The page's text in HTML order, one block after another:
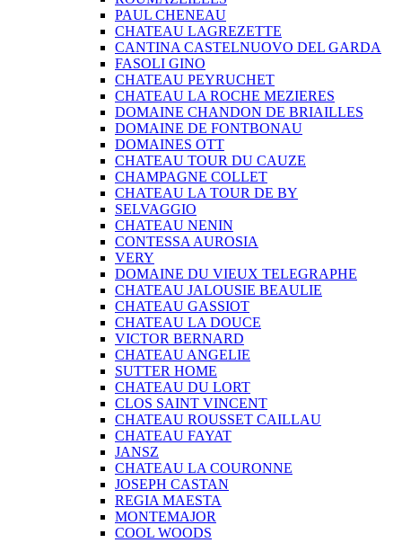
PAUL CHENEAU
CHATEAU LAGREZETTE
CANTINA CASTELNUOVO DEL GARDA
FASOLI GINO
CHATEAU PEYRUCHET
CHATEAU LA ROCHE MEZIERES
DOMAINE CHANDON DE BRIAILLES
DOMAINE DE FONTBONAU
DOMAINES OTT
CHATEAU TOUR DU CAUZE
CHAMPAGNE COLLET
CHATEAU LA TOUR DE BY
SELVAGGIO
CHATEAU NENIN
CONTESSA AUROSIA
VERY
DOMAINE DU VIEUX TELEGRAPHE
CHATEAU JALOUSIE BEAULIE
CHATEAU GASSIOT
CHATEAU LA DOUCE
VICTOR BERNARD
CHATEAU ANGELIE
SUTTER HOME
CHATEAU DU LORT
CLOS SAINT VINCENT
CHATEAU ROUSSET CAILLAU
CHATEAU FAYAT
JANSZ
CHATEAU LA COURONNE
JOSEPH CASTAN
REGIA MAESTA
MONTEMAJOR
COOL WOODS